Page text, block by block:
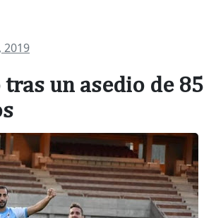
2019
un asedio de 85